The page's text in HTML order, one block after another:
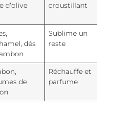
d’olive
croustillant
dés
Sublime un
reste
de
Réchauffe et
parfume